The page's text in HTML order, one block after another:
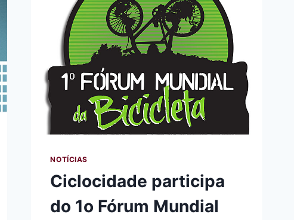
NOTÍCIAS
Ciclocidade participa
do 1o Fórum Mundial